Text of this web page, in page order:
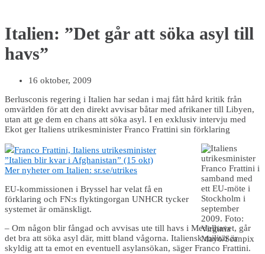
Italien: ”Det går att söka asyl till
havs”
16 oktober, 2009
Berlusconis regering i Italien har sedan i maj fått hård kritik från
omvärlden för att den direkt avvisar båtar med afrikaner till Libyen,
utan att ge dem en chans att söka asyl. I en exklusiv intervju med
Ekot ger Italiens utrikesminister Franco Frattini sin förklaring
Franco Frattini, Italiens utrikesminister
”Italien blir kvar i Afghanistan” (15 okt)
Mer nyheter om Italien: sr.se/utrikes
EU-kommissionen i Bryssel har velat få en
förklaring och FN:s flyktingorgan UNHCR tycker
systemet är omänskligt.
– Om någon blir fångad och avvisas ute till havs i Medelhavet, går
det bra att söka asyl där, mitt bland vågorna. Italiensk militär är
skyldig att ta emot en eventuell asylansökan, säger Franco Frattini.